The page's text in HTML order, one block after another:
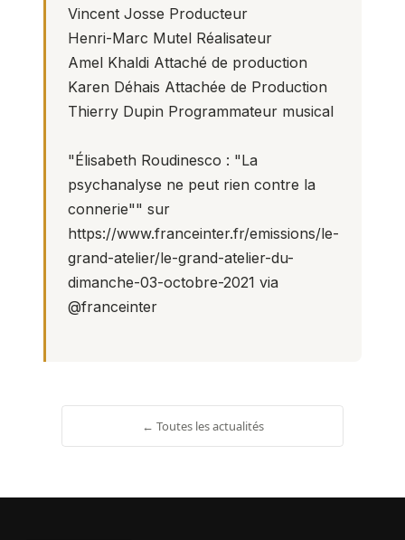
Vincent Josse Producteur
Henri-Marc Mutel Réalisateur
Amel Khaldi Attaché de production
Karen Déhais Attachée de Production
Thierry Dupin Programmateur musical
"Élisabeth Roudinesco : "La
psychanalyse ne peut rien contre la
connerie"" sur
https://www.franceinter.fr/emissions/le-
grand-atelier/le-grand-atelier-du-
dimanche-03-octobre-2021 via
@franceinter
← Toutes les actualités